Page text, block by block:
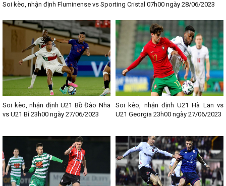
Soi kèo, nhận định Fluminense vs Sporting Cristal 07h00 ngày 28/06/2023
Soi kèo, nhận định U21 Bồ Đào Nha
vs U21 Bỉ 23h00 ngày 27/06/2023
Soi kèo, nhận định U21 Hà Lan vs
U21 Georgia 23h00 ngày 27/06/2023